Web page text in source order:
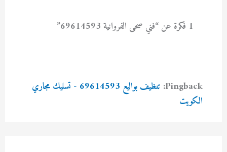
1 فكرة عن “فني صحى الفروانية 69614593”
Pingback:
تنظيف بواليع 69614593 - تسليك مجاري
الكويت